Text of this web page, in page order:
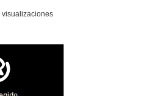
visualizaciones